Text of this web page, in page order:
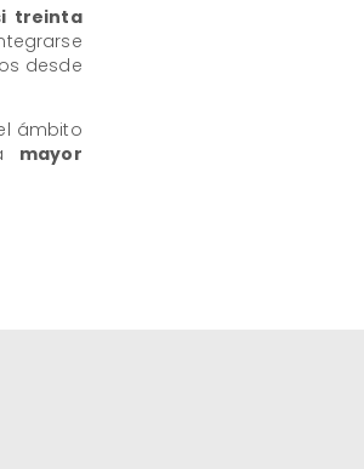
treinta
desde
ámbito
mayor